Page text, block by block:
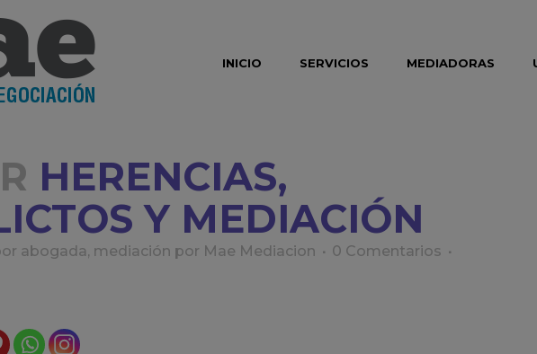
INICIO SERVICIOS MEDIADORAS
HERENCIAS,
Y MEDIACIÓN
abogada, mediación por Mae Mediacion
0 Comentarios